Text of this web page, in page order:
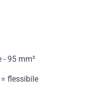
- 95 mm²
flessibile